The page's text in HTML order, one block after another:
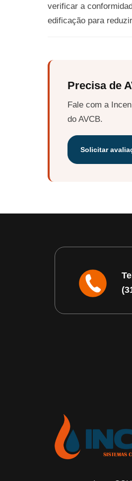
verificar a
edificação para
Precisa de
Fale com a
do AVCB.
Solicitar